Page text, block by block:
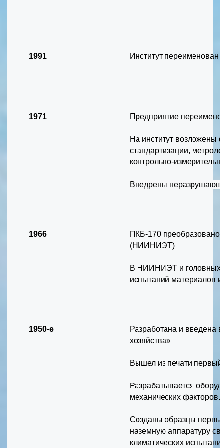
1991 Институт переименован
1971 Предприятие
На институт
стандартизации,
контрольно-
Внедрены
1966
ПКБ-170 преобразовано
(НИИНИЭТ)
В НИИНИЭТ и головных
испытаний материалов
1950-е
Разработана и
хозяйства»
Вышел из печати
Разрабатывается
механических факторов.
Созданы образцы
наземную аппаратуру
климатических